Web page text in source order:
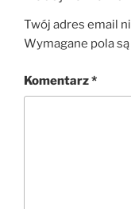
Twój adres email
Wymagane pola
Komentarz*